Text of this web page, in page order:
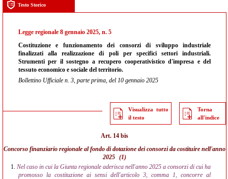
Testo Storico
Legge regionale 8 gennaio 2025, n. 5
Costituzione e funzionamento dei consorzi di sviluppo industriale
finalizzati alla realizzazione di poli per specifici settori industriali.
Strumenti per il sostegno a recupero cooperativistico d'impresa e del
tessuto economico e sociale del territorio.
Bollettino Ufficiale n. 3, parte prima, del 10 gennaio 2025
Visualizza tutto
il testo
Torna
all'indice
Art. 14 bis
Concorso finanziario regionale al fondo di dotazione dei consorzi da costituire nell'anno
2025 (1)
1. Nel caso in cui la Giunta regionale aderisca nell'anno 2025 a consorzi di cui ha
promosso la costituzione ai sensi dell'articolo 3, comma 1, concorre al